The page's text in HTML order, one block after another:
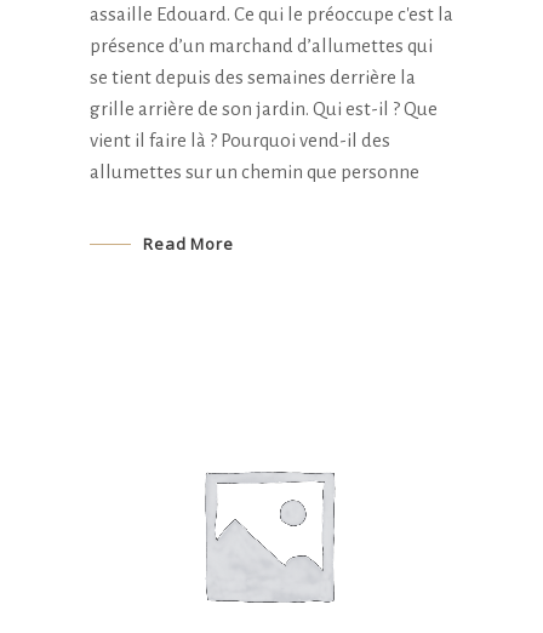
assaille Edouard. Ce qui le préoccupe c'est la
présence d’un marchand d’allumettes qui
se tient depuis des semaines derrière la
grille arrière de son jardin. Qui est-il ? Que
vient il faire là ? Pourquoi vend-il des
allumettes sur un chemin que personne
Read More